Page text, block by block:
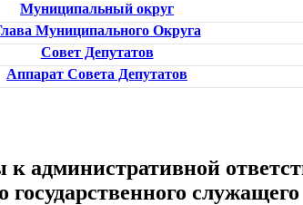
Муниципальный округ
Муниципального Округа
Совет Депутатов
Аппарат Совета Депутатов
служащего